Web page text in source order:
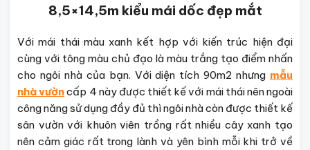
8,5×14,5m kiểu mái dốc đẹp mắt
Với mái thái màu xanh kết hợp với kiến trúc hiện đại
cùng với tông màu chủ đạo là màu trắng tạo điểm nhấn
cho ngôi nhà của bạn. Với diện tích 90m2 nhưng mẫu
nhà vườncấp 4 này được thiết kế với mái thái nên ngoài
công năng sử dụng đầy đủ thì ngôi nhà còn được thiết kế
sân vườn với khuôn viên trồng rất nhiều cây xanh tạo
nên cảm giác rất trong lành và yên bình mỗi khi trở về